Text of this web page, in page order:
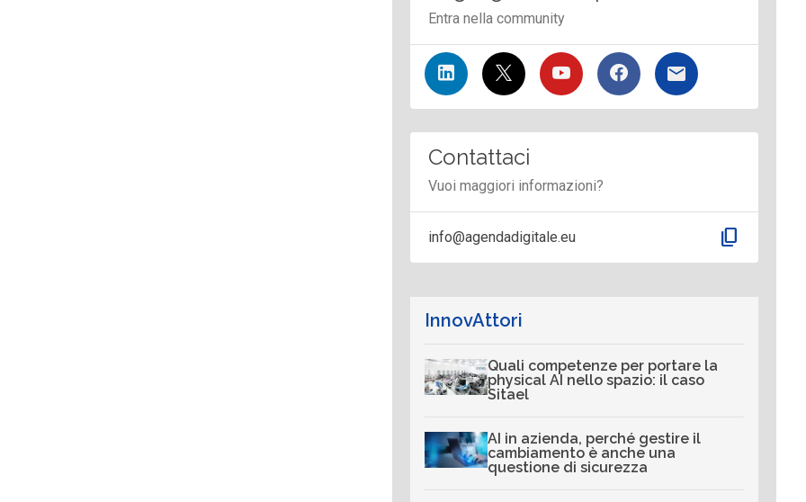
Entra nella community
Contattaci
Vuoi maggiori informazioni?
info@agendadigitale.eu content_copy
InnovAttori
Quali competenze per portare la
physical AI nello spazio: il caso
Sitael
AI in azienda, perché gestire il
cambiamento è anche una
questione di sicurezza